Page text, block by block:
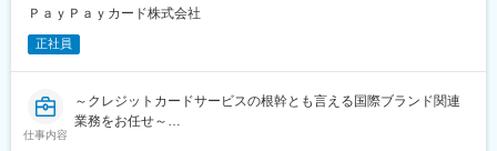
・販促施策の企画・実行
（3）パートナー現場の成果最大化に向けた支援
・営業同行／共同提案による受注率向上支援
・数値改善に向けた施策立案・実行
・勉強会／セミナーの企画・実施
ＰａｙＰａｙカード株式会社
正社員
仕事内容
～クレジットカードサービスの根幹とも言える国際ブランド関連
業務をお任せ～